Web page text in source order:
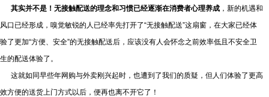
其实并不是！ 无接触配送的理念和习惯已经逐渐在消费者心理养成 ，新的机遇和
风口已经形成，嗅觉敏锐的人已经率先打开了“无接触配送”这扇窗，在大家已经体
验了更加“方便、安全”的无接触配送后，应该没有人会怀念之前效率低且不安全卫
生的配送体验了。
这就如同早些年网购与外卖刚兴起时，也遭到了我们的质疑，但人们体验了更高
效方便的送货上门方式以后，便再也离不开它了！